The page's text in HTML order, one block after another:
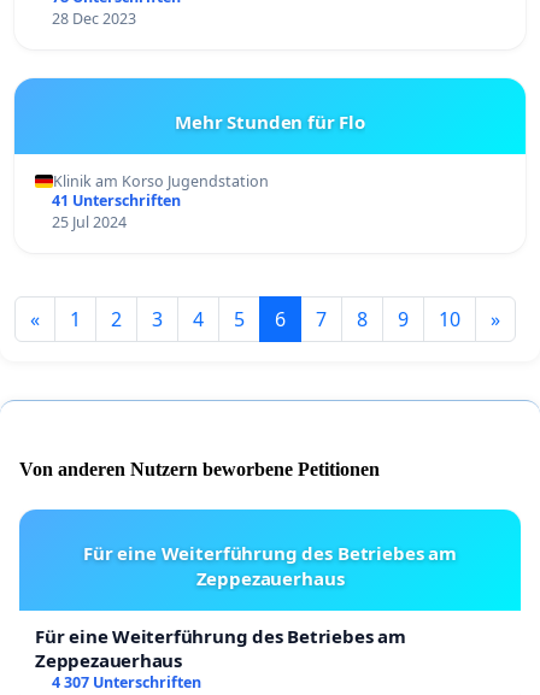
28 Dec 2023
Mehr Stunden für Flo
Klinik am Korso Jugendstation
41 Unterschriften
25 Jul 2024
« 1 2 3 4 5 6 7 8 9 10 »
Von anderen Nutzern beworbene Petitionen
Für eine Weiterführung des Betriebes am
Zeppezauerhaus
Für eine Weiterführung des Betriebes am
Zeppezauerhaus
4 307 Unterschriften